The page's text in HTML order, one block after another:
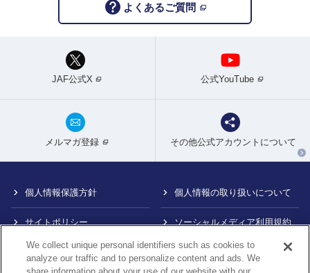
よくあるご質問
JAF公式X 公式YouTube
メルマガ登録 その他公式アカウントについて
個人情報保護方針 個人情報の取り扱いについて
サイトポリシー ソーシャルメディア利用規約
特定商取引法に基づく表示 情報提供終了のお知らせ
We collect unique personal identifiers such as cookies to
analyze our traffic and to personalize content and ads. We